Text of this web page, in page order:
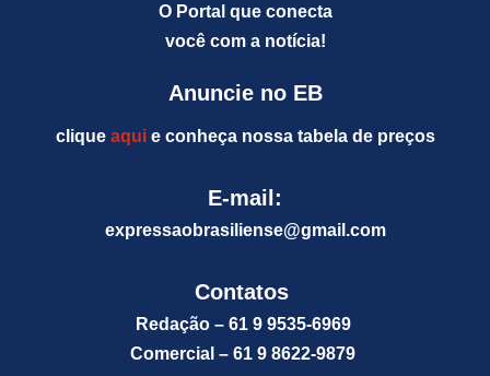
O Portal que conecta
você com a notícia!
Anuncie no EB
clique aquie conheça nossa tabela de preços
E-mail:
expressaobrasiliense@gmail.com
Contatos
Redação – 61 9 9535-6969
Comercial – 61 9 8622-9879